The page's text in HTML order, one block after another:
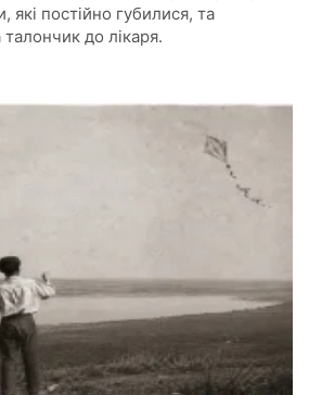
які постійно губилися, та
до лікаря.